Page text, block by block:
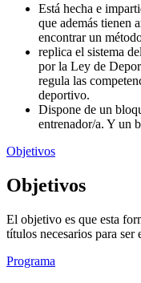
Está hecha e
que además tienen
encontrar un
replica el sistema
por la Ley de
regula las
deportivo.
Dispone de un
entrenador/a. Y un
Objetivos
Objetivos
El objetivo es que esta
títulos necesarios para ser
Programa